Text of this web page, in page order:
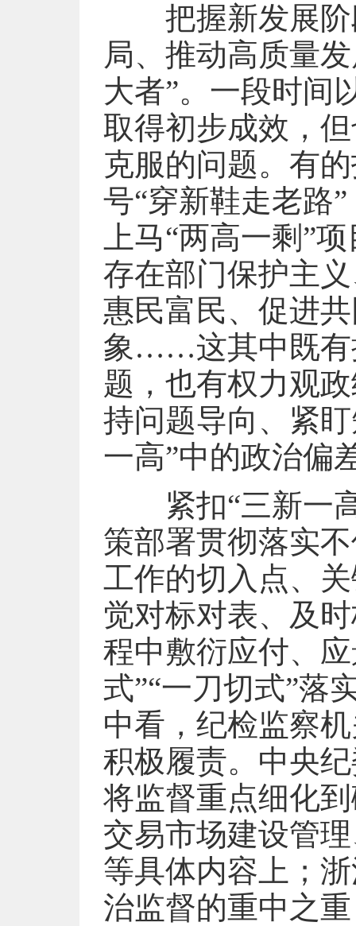
把握新发展阶
局、推动高质量
大者”。一段时间
取得初步成效，
克服的问题。有
号“穿新鞋走老路
上马“两高一剩”
存在部门保护主
惠民富民、促进
象……这其中既有
题，也有权力观
持问题导向、紧
一高”中的政治偏
紧扣“三新一高
策部署贯彻落实
工作的切入点、
觉对标对表、及
程中敷衍应付、
式”“一刀切式”落
中看，纪检监察
积极履责。中央
将监督重点细化
交易市场建设管
等具体内容上；
治监督的重中之